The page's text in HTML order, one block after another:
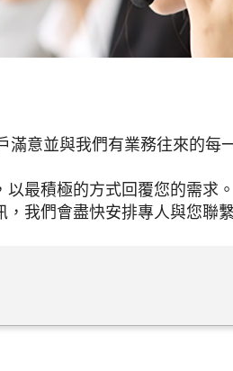
滿意並與我們有業務往來的每
最積極的方式回覆您的需求。
我們會盡快安排專人與您聯繫